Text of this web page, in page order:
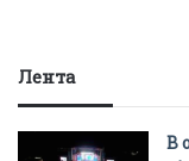
Лента
В